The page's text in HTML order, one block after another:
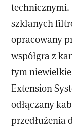
technicznymi.
szklanych
opracowany
współgra z
tym
Extension
odłączany
przedłużenia